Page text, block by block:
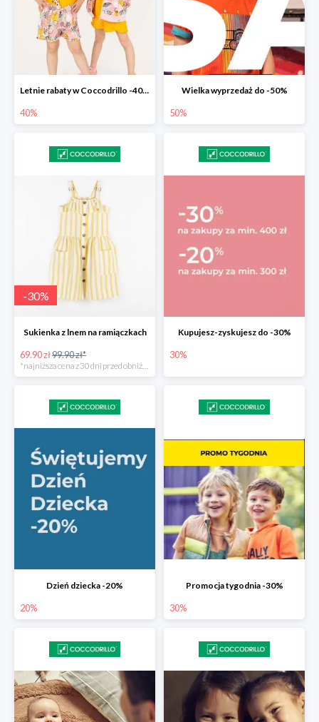
Letnie rabaty w Coccodrillo -40% na drugi produkt z nowości
40%
Wielka wyprzedaż do -50%
50%
-30%
Sukienka z lnem na ramiączkach
69.90 zł99.90 zł*
*najniższa cena z 30 dni przed obniżką
Kupujesz-zyskujesz do -30%
30%
Dzień dziecka -20%
20%
Promocja tygodnia -30%
30%